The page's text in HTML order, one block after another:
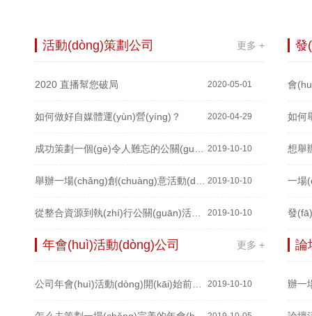
活動(dòng)策劃公司 更多 +
2020 直播幫您破局 2020-05-01
如何做好自媒體運(yùn)營(yíng)？ 2020-04-29
2019-10-10
2019-10-10
2019-10-10
發
年會(huì)活動(dòng)公司 更多 +
2019-10-10
論